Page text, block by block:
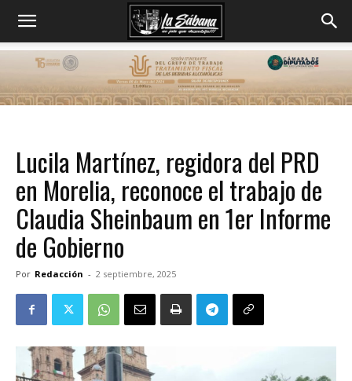
Lucila Martínez, regidora del PRD
en Morelia, reconoce el trabajo de
Claudia Sheinbaum en 1er Informe
de Gobierno
Por Redacción - 2 septiembre, 2025